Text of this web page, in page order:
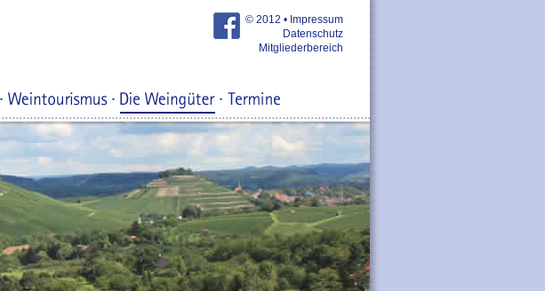
© 2012 • Impressum
Datenschutz
Mitgliederbereich